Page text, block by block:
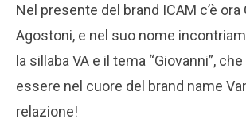
Nel presente del brand ICAM c’è ora
Agostoni, e nel suo nome
la sillaba VA e il tema “Giovanni”,
essere nel cuore del brand name
relazione!